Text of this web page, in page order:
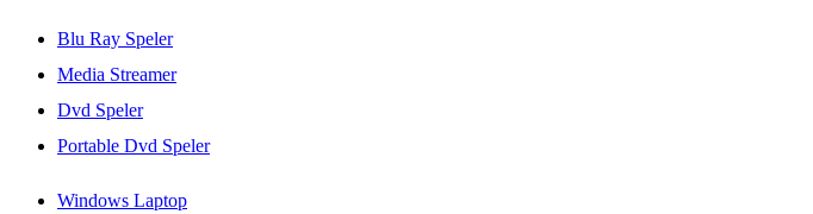
Blu Ray Speler
Media Streamer
Dvd Speler
Portable Dvd Speler
Windows Laptop